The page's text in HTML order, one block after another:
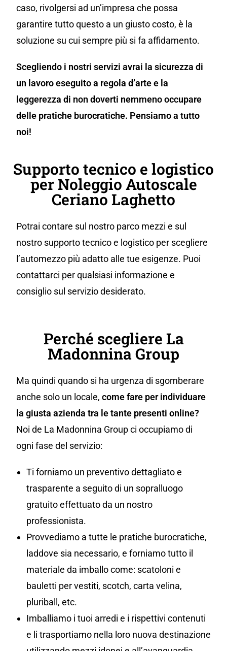
caso, rivolgersi ad un’impresa che possa
garantire tutto questo a un giusto costo, è la
soluzione su cui sempre più si fa affidamento.
Scegliendo i nostri servizi avrai la sicurezza di
un lavoro eseguito a regola d’arte e la
leggerezza di non doverti nemmeno occupare
delle pratiche burocratiche. Pensiamo a tutto
noi!
Supporto tecnico e logistico
per Noleggio Autoscale
Ceriano Laghetto
Potrai contare sul nostro parco mezzi e sul
nostro supporto tecnico e logistico per scegliere
l’automezzo più adatto alle tue esigenze. Puoi
contattarci per qualsiasi informazione e
consiglio sul servizio desiderato.
Perché scegliere La
Madonnina Group
Ma quindi quando si ha urgenza di sgomberare
anche solo un locale, come fare per individuare
la giusta azienda tra le tante presenti online?
Noi de La Madonnina Group ci occupiamo di
ogni fase del servizio:
Ti forniamo un preventivo dettagliato e
trasparente a seguito di un sopralluogo
gratuito effettuato da un nostro
professionista.
Provvediamo a tutte le pratiche burocratiche,
laddove sia necessario, e forniamo tutto il
materiale da imballo come: scatoloni e
bauletti per vestiti, scotch, carta velina,
pluriball, etc.
Imballiamo i tuoi arredi e i rispettivi contenuti
e li trasportiamo nella loro nuova destinazione